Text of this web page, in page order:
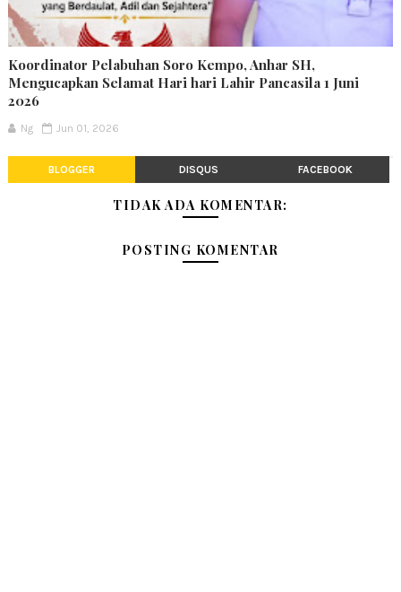
Koordinator Pelabuhan Soro Kempo, Anhar SH,
Mengucapkan Selamat Hari hari Lahir Pancasila 1 Juni
2026
Ng Jun 01, 2026
BLOGGER DISQUS FACEBOOK
TIDAK ADA KOMENTAR:
POSTING KOMENTAR